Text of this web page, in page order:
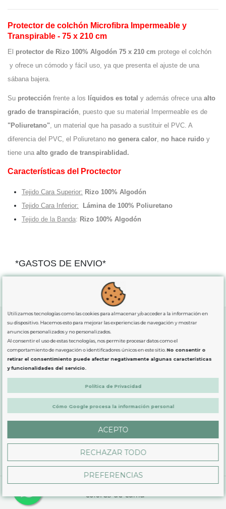
Protector de colchón Microfibra Impermeable y
Transpirable - 75 x 210 cm
El protector de Rizo 100% Algodón 75 x 210 cm protege el colchón
y ofrece un cómodo y fácil uso, ya que presenta el ajuste de una
sábana bajera.
Su protección frente a los líquidos es total y además ofrece una alto
grado de transpiración, puesto que su material Impermeable es de
"Poliuretano", un material que ha pasado a sustituir el PVC. A
diferencia del PVC, el Poliuretano no genera calor, no hace ruido y
tiene una alto grado de transpirablidad.
Características del Proctector
Tejido Cara Superior: Rizo 100% Algodón
Tejido Cara Inferior:
Lámina de 100% Poliuretano
Tejido de la Banda: Rizo 100% Algodón
*GASTOS DE ENVIO*
para compras superiores a 80€
exclusiva para la peninsula.
SOBRE NOSOTROS
LEGAL
PRODUCTOS
Utilizamos tecnologías como las cookies para almacenar y/o acceder a la información en
su dispositivo. Hacemos esto para mejorar las experiencias de navegación y mostrar
anuncios personalizados y no personalizados.
Al consentir el uso de estas tecnologías, nos permite procesar datos como el
comportamiento de navegación o identificadores únicos en este sitio.No consentir o
retirar el consentimiento puede afectar negativamente algunas características
y funcionalidades del servicio.
Política de Privacidad
Cómo Google procesa la información personal
ACEPTO
RECHAZAR TODO
PREFERENCIAS